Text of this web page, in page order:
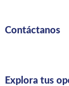
Contáctanos
Explora tus